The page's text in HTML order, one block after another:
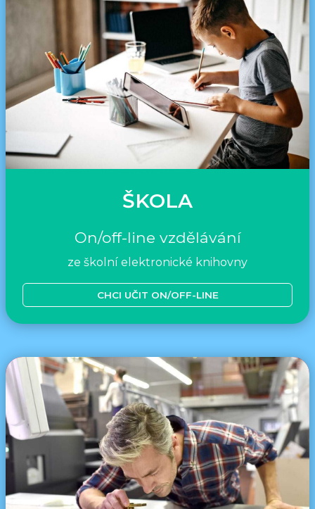
ŠKOLA
On/off-line vzdělávání
ze školní elektronické knihovny
CHCI UČIT ON/OFF-LINE